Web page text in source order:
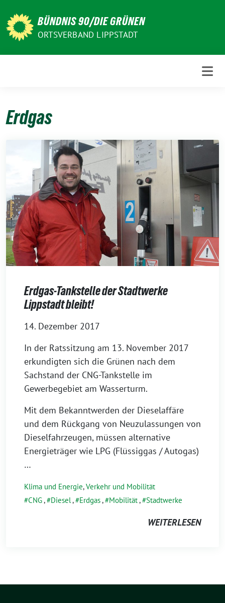
zum
Inhalt
BÜNDNIS 90/DIE GRÜNEN
ORTSVERBAND LIPPSTADT
Erdgas
Erdgas-Tankstelle der Stadtwerke
Lippstadt bleibt!
14. Dezember 2017
In der Ratssitzung am 13. November 2017
erkundigten sich die Grünen nach dem
Sachstand der CNG-Tankstelle im
Gewerbegebiet am Wasserturm.
Mit dem Bekanntwerden der Dieselaffäre
und dem Rückgang von Neuzulassungen von
Dieselfahrzeugen, müssen alternative
Energieträger wie LPG (Flüssiggas / Autogas)
…
Klima und Energie,Verkehr und Mobilität
CNG, Diesel , Erdgas, Mobilität, Stadtwerke
WEITERLESEN